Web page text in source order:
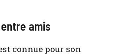
amis
connue pour son